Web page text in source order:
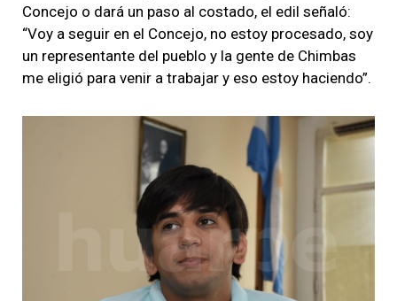
Concejo o dará un paso al costado, el edil señaló:
“Voy a seguir en el Concejo, no estoy procesado, soy
un representante del pueblo y la gente de Chimbas
me eligió para venir a trabajar y eso estoy haciendo”.